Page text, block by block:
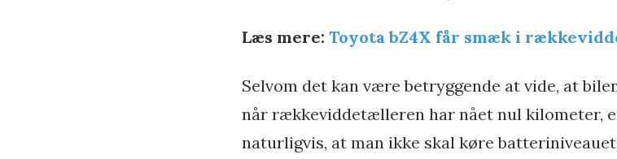
Læs mere: Toyota bZ4X får smæk i
Selvom det kan være betryggende at vide, at
når rækkeviddetælleren har nået nul kilometer,
naturligvis, at man ikke skal køre